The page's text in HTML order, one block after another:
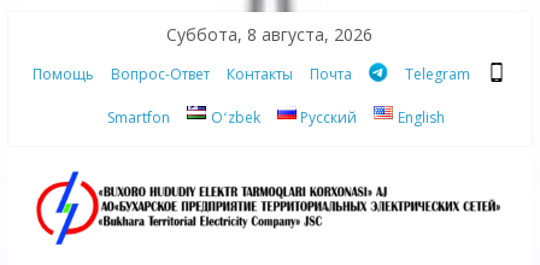
content
Суббота, 8 августа, 2026
Помощь Вопрос-Ответ Контакты Почта Telegram
Smartfon Oʻzbek Русский English